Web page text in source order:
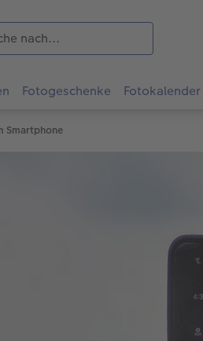
Fotogeschenke Fotokalender
Smartphone